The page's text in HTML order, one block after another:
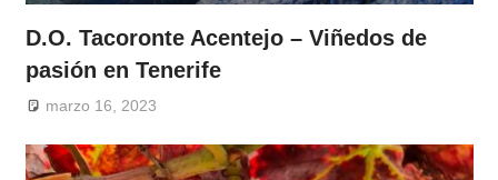
D.O. Tacoronte Acentejo – Viñedos de
pasión en Tenerife
marzo 16, 2023